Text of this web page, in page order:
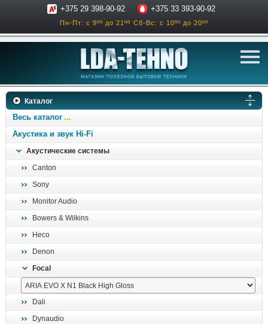
+375 29 398-90-92 +375 33 393-90-92
Пн-Пт: с 9ºº до 21ºº Сб-Вс: с 10ºº до 20ºº
телевизоры
ресиверы, усилители
Каталог
Весь каталог
Акустика и звук Hi-Fi
Акустические системы
Canton
Sony
Monitor Audio
Bowers & Wilkins
Heco
Denon
Focal
Dali
Dynaudio